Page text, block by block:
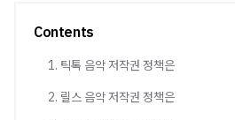
Contents
1. 틱톡 음악 저작권 정책은
2. 릴스 음악 저작권 정책은